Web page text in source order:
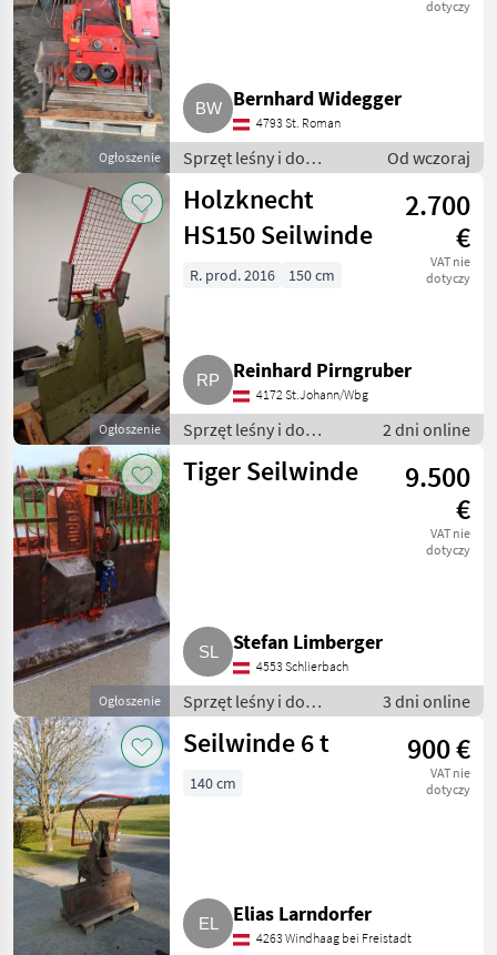
KATEGORIĘ
Sonstige
17
Holzknecht
5
Königswieser
2
Maxwald
Schlang & Reichart
KGD
1
Pokaż
wszystkie
MARKETPLACE
Marketplace
Oferty
dealerów
Ogłoszenia
Ogłoszenie
dotyczy
Bernhard Widegger
4793 St. Roman
Sprzęt leśny i do
obróbki drewna /
Wciągarki linowe
Od wczoraj
Ogłoszenie
Holzknecht
HS150 Seilwinde
2.700
€
VAT nie
dotyczy
R. prod. 2016 150 cm
Reinhard Pirngruber
4172 St.Johann/Wbg
Sprzęt leśny i do
obróbki drewna /
Wciągarki linowe
2 dni online
Ogłoszenie
Tiger Seilwinde
9.500
€
VAT nie
dotyczy
Stefan Limberger
4553 Schlierbach
Sprzęt leśny i do
obróbki drewna /
Wciągarki linowe
3 dni online
Seilwinde 6 t 900 €
VAT nie
dotyczy
140 cm
Elias Larndorfer
4263 Windhaag bei Freistadt